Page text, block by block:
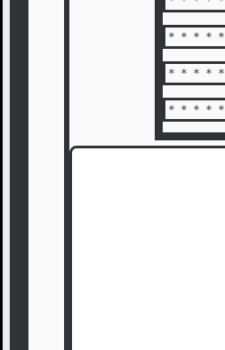
＊＊＊＊
＊＊＊＊
＊＊＊＊